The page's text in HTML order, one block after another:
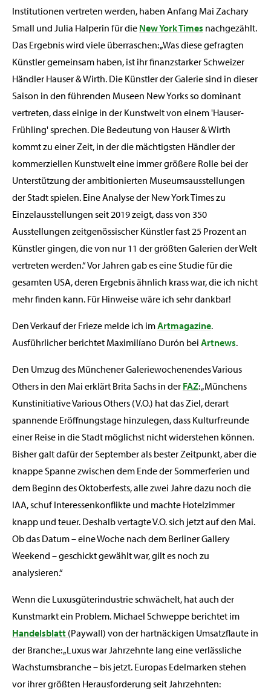
Institutionen vertreten werden, haben Anfang Mai Zachary
Small und Julia Halperin für die New York Times nachgezählt.
Das Ergebnis wird viele überraschen: „Was diese gefragten
Künstler gemeinsam haben, ist ihr finanzstarker Schweizer
Händler Hauser & Wirth. Die Künstler der Galerie sind in dieser
Saison in den führenden Museen New Yorks so dominant
vertreten, dass einige in der Kunstwelt von einem 'Hauser-
Frühling' sprechen. Die Bedeutung von Hauser & Wirth
kommt zu einer Zeit, in der die mächtigsten Händler der
kommerziellen Kunstwelt eine immer größere Rolle bei der
Unterstützung der ambitionierten Museumsausstellungen
der Stadt spielen. Eine Analyse der New York Times zu
Einzelausstellungen seit 2019 zeigt, dass von 350
Ausstellungen zeitgenössischer Künstler fast 25 Prozent an
Künstler gingen, die von nur 11 der größten Galerien der Welt
vertreten werden.“ Vor Jahren gab es eine Studie für die
gesamten USA, deren Ergebnis ähnlich krass war, die ich nicht
mehr finden kann. Für Hinweise wäre ich sehr dankbar!
Den Verkauf der Frieze melde ich imArtmagazine.
Ausführlicher berichtet Maximilíano Durón bei Artnews.
Den Umzug des Münchener Galeriewochenendes Various
Others in den Mai erklärt Brita Sachs in der FAZ: „Münchens
Kunstinitiative Various Others (V.O.) hat das Ziel, derart
spannende Eröffnungstage hinzulegen, dass Kulturfreunde
einer Reise in die Stadt möglichst nicht widerstehen können.
Bisher galt dafür der September als bester Zeitpunkt, aber die
knappe Spanne zwischen dem Ende der Sommerferien und
dem Beginn des Oktoberfests, alle zwei Jahre dazu noch die
IAA, schuf Interessenkonflikte und machte Hotelzimmer
knapp und teuer. Deshalb vertagte V.O. sich jetzt auf den Mai.
Ob das Datum – eine Woche nach dem Berliner Gallery
Weekend – geschickt gewählt war, gilt es noch zu
analysieren.“
Wenn die Luxusgüterindustrie schwächelt, hat auch der
Kunstmarkt ein Problem. Michael Schweppe berichtet im
Handelsblatt (Paywall) von der hartnäckigen Umsatzflaute in
der Branche: „Luxus war Jahrzehnte lang eine verlässliche
Wachstumsbranche – bis jetzt. Europas Edelmarken stehen
vor ihrer größten Herausforderung seit Jahrzehnten: